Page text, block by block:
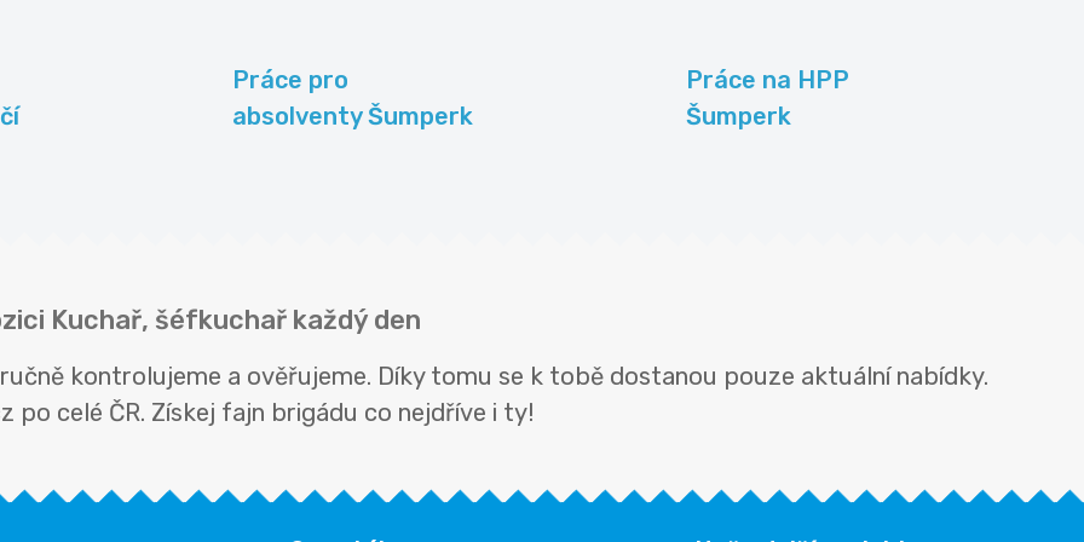
Práce pro
absolventy Šumperk
Práce na HPP
Šumperk
Kuchař, šéfkuchař každý den
kontrolujeme a ověřujeme. Díky tomu se k tobě dostanou pouze aktuální nabídky.
celé ČR. Získej fajn brigádu co nejdříve i ty!